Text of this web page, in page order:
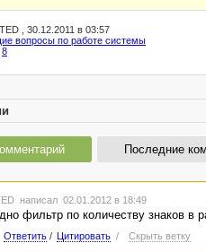
, 30.12.2011 в 03:57
вопросы по работе системы
8
Последние
написал 02.01.2012 в 18:49
фильтр по количеству знаков в
Ответить/ Цитировать / Скрыть ветку